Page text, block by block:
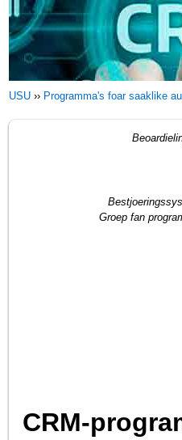
USU ›› Programma's foar saaklike
Groep fan
CRM-